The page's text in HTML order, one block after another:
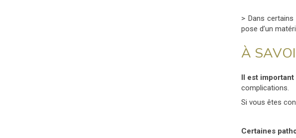
> Dans
pose d’un
À
Il est
complications.
Si vous êtes
Certaines